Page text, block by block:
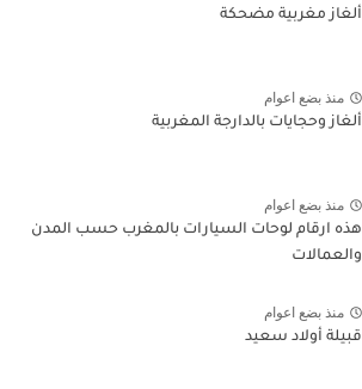
ألغاز مغربية مضحكة
منذ بضع اعوام
ألغاز وحجايات بالدارجة المغربية
منذ بضع اعوام
هذه ارقام لوحات السيارات بالمغرب حسب المدن
والعمالات
منذ بضع اعوام
قبيلة أولاد سعيد